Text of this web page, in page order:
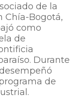
de la
Chía-Bogotá,
como
de
Durante
de